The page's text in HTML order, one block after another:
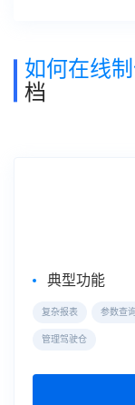
如何在线
档
典型功能
复杂报表 参数查
管理驾驶仓